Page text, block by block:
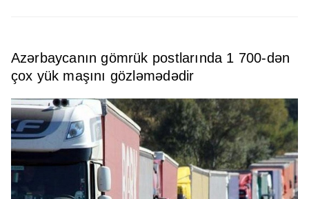
Azərbaycanın gömrük postlarında 1 700-dən
çox yük maşını gözləmədədir